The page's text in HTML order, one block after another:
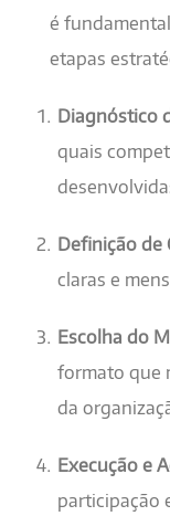
é
etapas
Diagnóstico
quais
Definição de
claras e
Escolha do
formato que
da
Execução e
participação